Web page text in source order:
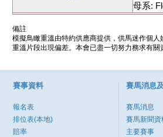
母系:
備註
模擬鳥瞰重溫由特約供應商提供，供馬迷作個
重溫片段出現偏差。本會已盡一切努力務求有
賽事資料
報名表
排位表(本地)
賠率
賽馬消息
賽馬消息
賽馬新聞資
主要賽事